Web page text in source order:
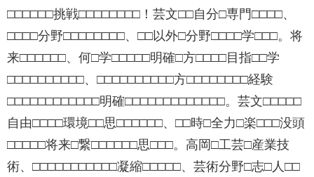
□□□□□□挑戦□□□□□□□□！芸文□□自分□専門□□□□、
□□□□分野□□□□□□□□、□□以外□分野□□□□学□□□。将
来□□□□□□、何□学□□□□□明確□方□□□□目指□□学
□□□□□□□□□□、□□□□□□□□□□方□□□□□□□□経験
□□□□□□□□□□□□明確□□□□□□□□□□□□□。芸文□□□□□
自由□□□□環境□□思□□□□□□、□□時□全力□楽□□□没頭
□□□□□将来□繋□□□□□□思□□□。高岡□工芸□産業技
術、□□□□□□□□□□□凝縮□□□□□、芸術分野□志□人□□